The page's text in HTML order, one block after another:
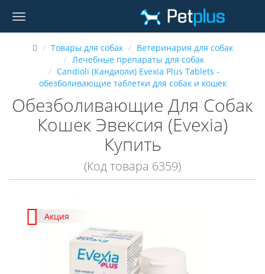
Товары для собак
Ветеринария для собак
Лечебные препараты для собак
Candioli (Кандиоли) Evexia Plus Tablets -
обезболивающие таблетки для собак и кошек
Обезболивающие Для Собак
Кошек Эвексия (Evexia)
Купить
(Код товара 6359)
Акция